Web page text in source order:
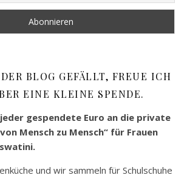
BLOG GEFÄLLT, FREUE ICH
EINE KLEINE SPENDE.
gespendete Euro an die private
Mensch zu Mensch“ für Frauen
und wir sammeln für Schulschuhe